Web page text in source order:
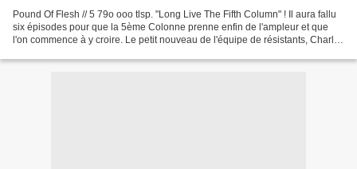
Pound Of Flesh // 5 79o ooo tlsp. "Long Live The Fifth Column" ! Il aura fallu
six épisodes pour que la 5ème Colonne prenne enfin de l'ampleur et que
l'on commence à y croire. Le petit nouveau de l'équipe de résistants, Charles